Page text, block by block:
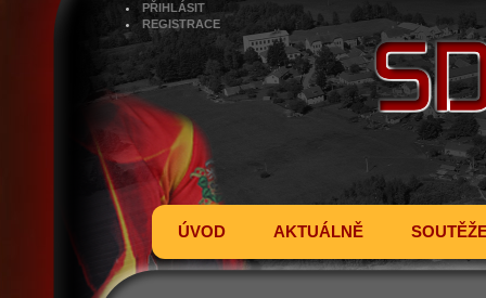
PŘIHLÁSIT
REGISTRACE
ÚVOD AKTUÁLNĚ